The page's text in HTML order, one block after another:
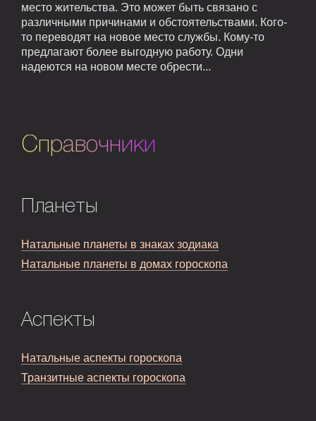
место жительства. Это может быть связано с
различными причинами и обстоятельствами. Кого-
то переводят на новое место службы. Кому-то
предлагают более выгодную работу. Одни
надеются на новом месте обрести...
Справочники
Планеты
Натальные планеты в знаках зодиака
Натальные планеты в домах гороскопа
Аспекты
Натальные аспекты гороскопа
Транзитные аспекты гороскопа